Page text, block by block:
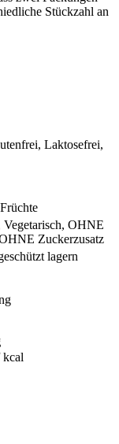
Stückzahl an
Laktosefrei,
OHNE
Zuckerzusatz
lagern
kcal